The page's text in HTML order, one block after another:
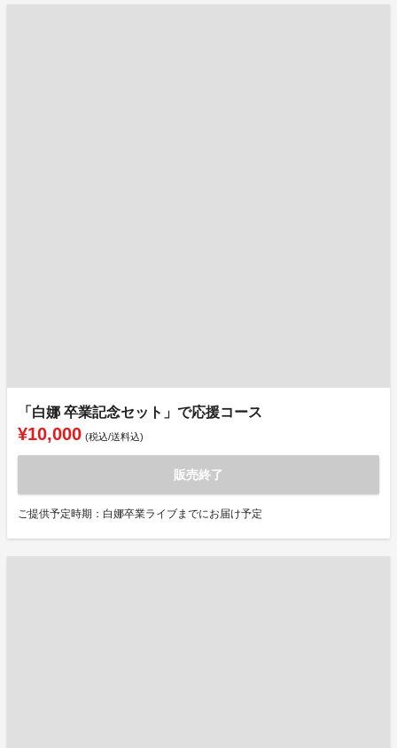
「白娜 卒業記念セット」で応援コース
¥10,000 (税込/送料込)
販売終了
ご提供予定時期：白娜卒業ライブまでにお届け予定